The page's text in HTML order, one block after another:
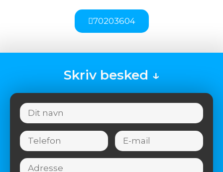
70203604
Skriv besked ↓